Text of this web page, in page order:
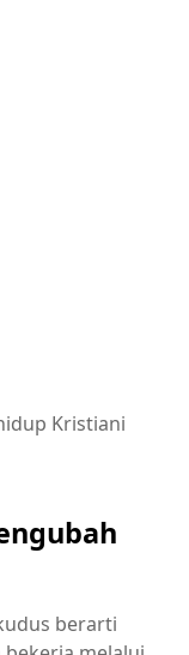
Kristiani
berarti